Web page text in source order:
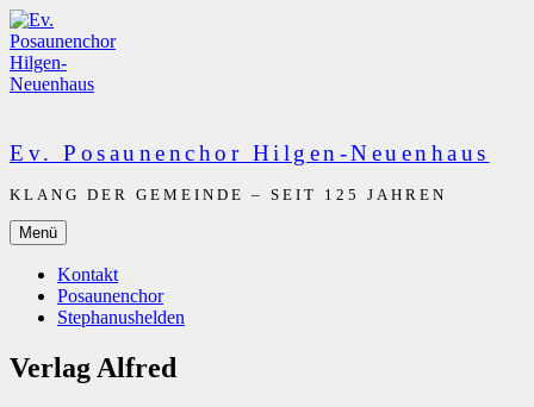
Zum
Inhalt
springen
Ev. Posaunenchor Hilgen-Neuenhaus
KLANG DER GEMEINDE – SEIT 125 JAHREN
Menü
Kontakt
Posaunenchor
Stephanushelden
Verlag Alfred